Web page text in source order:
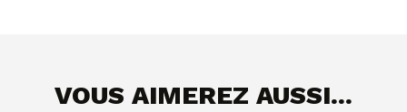
VOUS AIMEREZ AUSSI...